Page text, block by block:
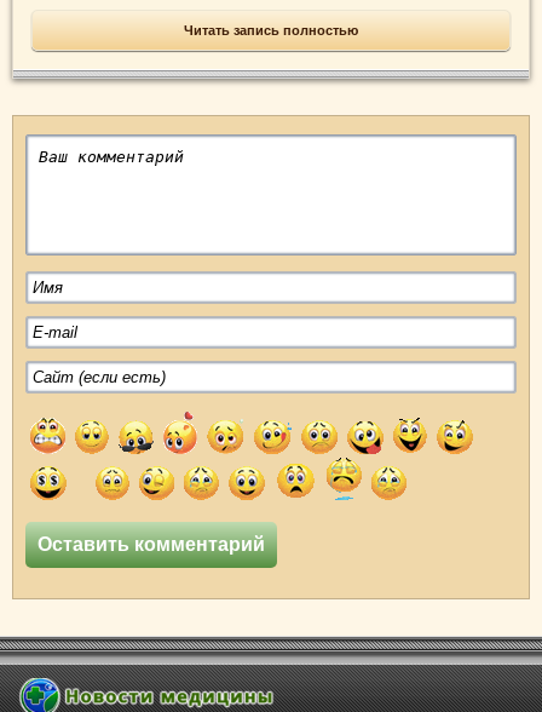
Читать запись полностью